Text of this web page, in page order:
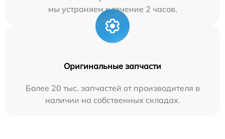
мы устраняем в течение 2 часов.
Оригинальные запчасти
Более 20 тыс. запчастей от производителя в
наличии на собственных складах.